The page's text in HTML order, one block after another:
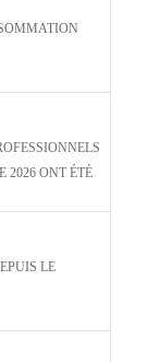
2026 ONT ÉTÉ
LE